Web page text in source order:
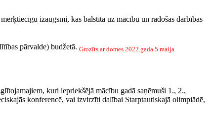
izaugsmi, kas balstīta uz mācību un radošas darbības
pārvalde) budžetā. Grozīts ar domes 2022.gada 5.maija
kuri iepriekšējā mācību gadā saņēmuši 1., 2.,
konferencē, vai izvirzīti dalībai Starptautiskajā olimpiādē,